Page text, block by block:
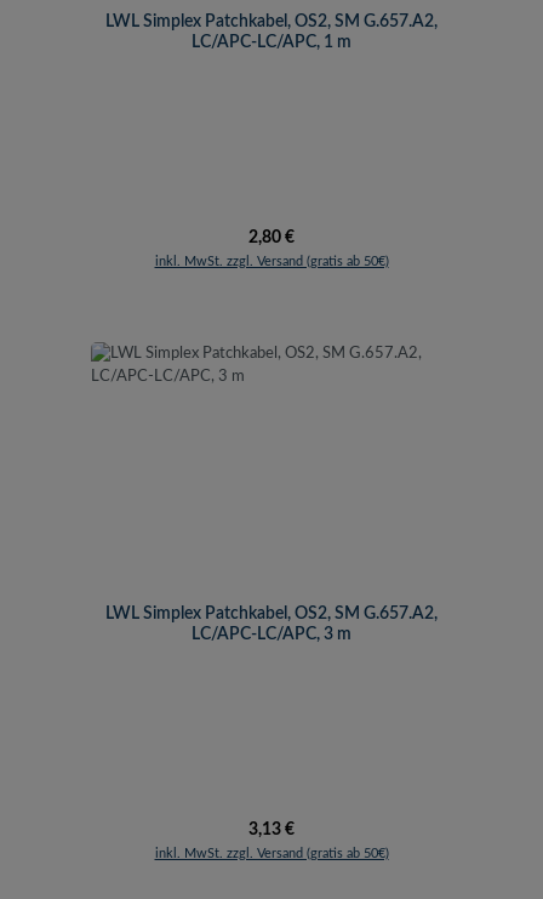
LWL Simplex Patchkabel, OS2, SM G.657.A2,
LC/APC-LC/APC, 1 m
Regulärer Preis:
2,80 €
inkl. MwSt. zzgl. Versand (gratis ab 50€)
LWL Simplex Patchkabel, OS2, SM G.657.A2,
LC/APC-LC/APC, 3 m
Regulärer Preis:
3,13 €
inkl. MwSt. zzgl. Versand (gratis ab 50€)